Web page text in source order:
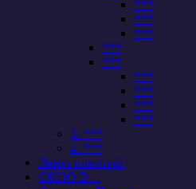
***
***
***
***
***
***
***
***
***
3. ***
4. ***
Лента новостей
ОКНО В…